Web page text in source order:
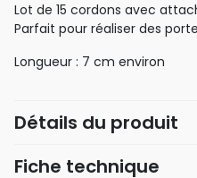
Lot de 15 cordons avec
Parfait pour réaliser des
Longueur : 7 cm environ
Détails du produit
Fiche technique